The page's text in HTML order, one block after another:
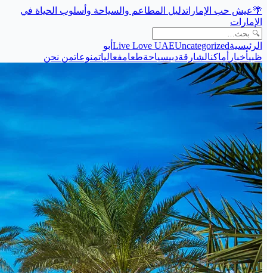
🌴عيش حب الإماراتدليل المطاعم والسياحة وأسلوب الحياة في
الإمارات
الرئيسية Live Love UAEUncategorized
أبو
ظبيأخبار أماكنالشارقةدبيسياحةطعامفعالياتمنوعاتمن نحن